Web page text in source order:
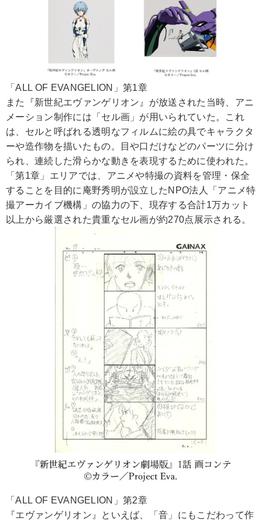
「ALL OF EVANGELION」第1章
また『新世紀エヴァンゲリオン』が放送された当時、アニ
メーション制作には「セル画」が用いられていた。これ
は、セルと呼ばれる透明なフィルムに絵の具でキャラクタ
ーや造作物を描いたもの。目や口だけなどのパーツに分け
られ、連続した滑らかな動きを表現するために使われた。
「第1章」エリアでは、アニメや特撮の資料を管理・保全
することを目的に庵野秀明が設立したNPO法人「アニメ特
撮アーカイブ機構」の協力の下、現存する合計1万カット
以上から厳選された貴重なセル画が約270点展示される。
「ALL OF EVANGELION」第2章
『エヴァンゲリオン』といえば、「音」にもこだわって作